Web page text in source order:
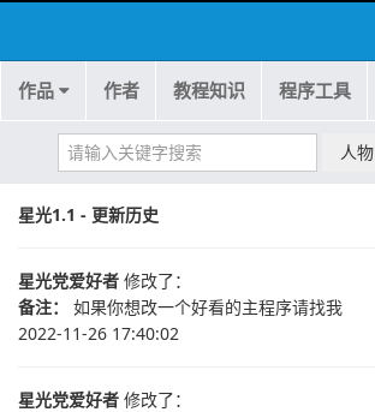
作品 作者 教程知识 程序工具
人物
星光1.1 - 更新历史
星光党爱好者 修改了：
备注： 如果你想改一个好看的主程序请找我
2022-11-26 17:40:02
星光党爱好者 修改了：